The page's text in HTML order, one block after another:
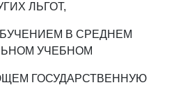
ЛЬГОТ,
В СРЕДНЕМ
УЧЕБНОМ
ГОСУДАРСТВЕННУЮ